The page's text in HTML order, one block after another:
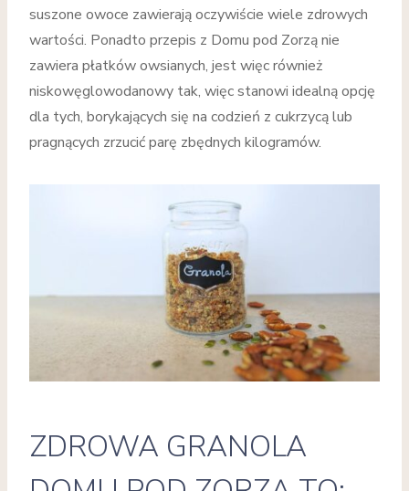
suszone owoce zawierają oczywiście wiele zdrowych
wartości. Ponadto przepis z Domu pod Zorzą nie
zawiera płatków owsianych, jest więc również
niskowęglowodanowy tak, więc stanowi idealną opcję
dla tych, borykających się na codzień z cukrzycą lub
pragnących zrzucić parę zbędnych kilogramów.
ZDROWA GRANOLA